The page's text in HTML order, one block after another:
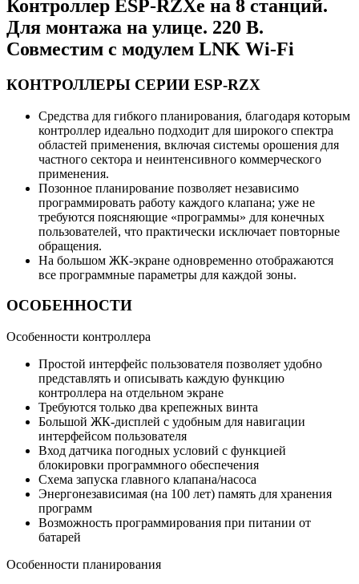
Контроллер ESP-RZXe на 8 станций.
Для монтажа на улице. 220 В.
Совместим с модулем LNK Wi-Fi
КОНТРОЛЛЕРЫ СЕРИИ ESP-RZX
Средства для гибкого планирования, благодаря которым
контроллер идеально подходит для широкого спектра
областей применения, включая системы орошения для
частного сектора и неинтенсивного коммерческого
применения.
Позонное планирование позволяет независимо
программировать работу каждого клапана; уже не
требуются поясняющие «программы» для конечных
пользователей, что практически исключает повторные
обращения.
На большом ЖК-экране одновременно отображаются
все программные параметры для каждой зоны.
ОСОБЕННОСТИ
Особенности контроллера
Простой интерфейс пользователя позволяет удобно
представлять и описывать каждую функцию
контроллера на отдельном экране
Требуются только два крепежных винта
Большой ЖК-дисплей с удобным для навигации
интерфейсом пользователя
Вход датчика погодных условий с функцией
блокировки программного обеспечения
Схема запуска главного клапана/насоса
Энергонезависимая (на 100 лет) память для хранения
программ
Возможность программирования при питании от
батарей
Особенности планирования